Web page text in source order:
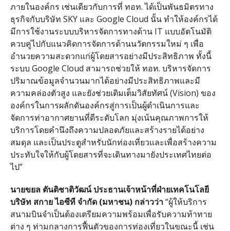
ภายในองค์กร เช่นเดียวกับการที่ ทอท.ได้เป็นพันธมิตรทาง
ธุรกิจกับบริษัท SKY และ Google Cloud นั้น ทำให้องค์กรได้
มีการใช้งานระบบบริหารจัดการทางด้านIT แบบอัตโนมัติ
ควบคู่ไปกับแนวคิดการจัดการด้านนวัตกรรมใหม่ ๆ เพื่อ
อำนวยความสะดวกแก่ผู้โดยสารอย่างมีประสิทธิภาพ ทั้งนี้
ระบบ Google Cloud สามารถช่วยให้ ทอท. บริหารจัดการ
ปริมาณข้อมูลจำนวนมากได้อย่างมีประสิทธิภาพและมี
ความคล่องตัวสูง และยังช่วยเติมเต็มวิสัยทัศน์(Vision) ของ
องค์กรในการผลักดันองค์กรสู่การเป็นผู้ดำเนินการและ
จัดการท่าอากาศยานที่ดีระดับโลก มุ่งเน้นคุณภาพการให้
บริการโดยคำนึงถึงความปลอดภัยและสร้างรายได้อย่าง
สมดุล และเป็นประตูสำหรับนักท่องเที่ยวและเพื่อสร้างความ
ประทับใจให้กับผู้โดยสารที่จะเดินทางมายังประเทศไทยต่อ
ไป”
นายขยล ตันติชาติวัฒน์ ประธานเจ้าหน้าที่ฝ่ายเทคโนโลยี
บริษัท สกายไอซีที จำกัด(มหาชน) กล่าวว่า“ผู้ให้บริการ
สนามบินจำเป็นต้องเตรียมความพร้อมเพื่อรับความท้าทาย
ต่าง ๆ ท่ามกลางการฟื้นตัวของการท่องเที่ยวในขณะนี้ เช่น